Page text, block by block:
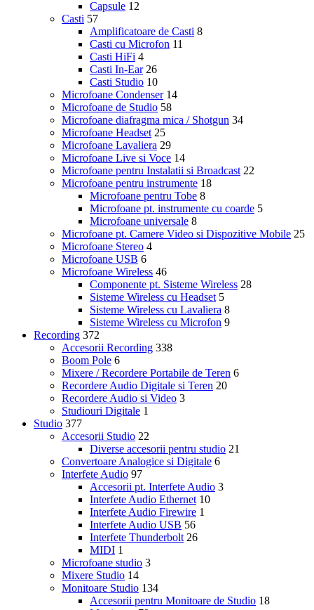
Capsule 12
Casti 57
Amplificatoare de Casti 8
Casti cu Microfon 11
Casti HiFi 4
Casti In-Ear 26
Casti Studio 10
Microfoane Condenser 14
Microfoane de Studio 58
Microfoane diafragma mica / Shotgun 34
Microfoane Headset 25
Microfoane Lavaliera 29
Microfoane Live si Voce 14
Microfoane pentru Instalatii si Broadcast 22
Microfoane pentru instrumente 18
Microfoane pentru Tobe 8
Microfoane pt. instrumente cu coarde 5
Microfoane universale 8
Microfoane pt. Camere Video si Dispozitive Mobile 25
Microfoane Stereo 4
Microfoane USB 6
Microfoane Wireless 46
Componente pt. Sisteme Wireless 28
Sisteme Wireless cu Headset 5
Sisteme Wireless cu Lavaliera 8
Sisteme Wireless cu Microfon 9
Recording 372
Accesorii Recording 338
Boom Pole 6
Mixere / Recordere Portabile de Teren 6
Recordere Audio Digitale si Teren 20
Recordere Audio si Video 3
Studiouri Digitale 1
Studio 377
Accesorii Studio 22
Diverse accesorii pentru studio 21
Convertoare Analogice si Digitale 6
Interfete Audio 97
Accesorii pt. Interfete Audio 3
Interfete Audio Ethernet 10
Interfete Audio Firewire 1
Interfete Audio USB 56
Interfete Thunderbolt 26
MIDI 1
Microfoane studio 3
Mixere Studio 14
Monitoare Studio 134
Accesorii pentru Monitoare de Studio 18